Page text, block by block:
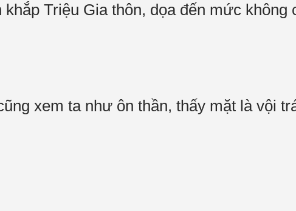
Triệu Gia thôn, dọa đến mức
xem ta như ôn thần, thấy mặt là vội